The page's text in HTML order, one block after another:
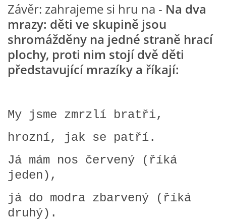
PÍSNĚ K TÉMATU JARO
BÁSNĚ K TÉMATU JARO
PÍSNĚ K TÉMATU LÉTO
BÁSNĚ K TÉMATU LÉTO
POHYBOVÉ AKTIVITY NA TÉMA LÉTO
PÍSNĚ K TÉMATU PODZIM
Závěr: zahrajeme si hru na - Na dva
mrazy: děti ve skupině jsou
shromážděny na jedné straně hrací
plochy, proti nim stojí dvě děti
představující mrazíky a říkají:
My jsme zmrzlí bratři,
hrozní, jak se patří.
Já mám nos červený (říká
jeden),
já do modra zbarvený (říká
druhý).